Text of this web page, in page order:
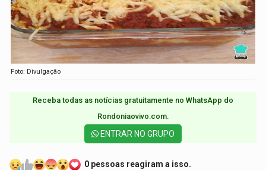
Foto: Divulgação
Receba todas as notícias gratuitamente no WhatsApp do
Rondoniaovivo.com.​
ENTRAR NO GRUPO
0 pessoas reagiram a isso.